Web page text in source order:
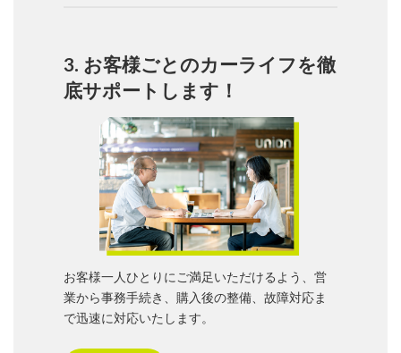
3. お客様ごとのカーライフを徹
底サポートします！
お客様一人ひとりにご満足いただけるよう、営
業から事務手続き、購入後の整備、故障対応ま
で迅速に対応いたします。